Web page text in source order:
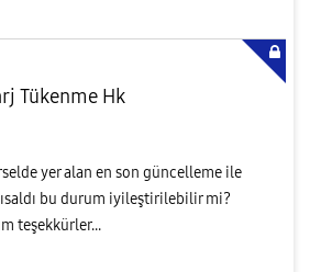
Tükenme Hk
yer alan en son güncelleme ile
bu durum iyileştirilebilir mi?
teşekkürler...